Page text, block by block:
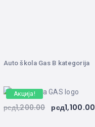
Auto škola Gas B kategorija
Акција!
рсд1,200.00 рсд1,100.00